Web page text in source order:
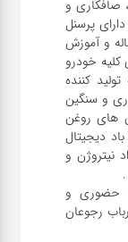
صافکاری و
پرسنل
و آموزش
کلیه خودرو
کننده
و ‌سنگین
های روغن
دیجیتال
نیتروژن و
حضوری و
رجوعان